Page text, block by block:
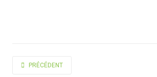
ARTICLE PRÉCÉDENT : HAVARD MICHEL
PRÉCÉDENT